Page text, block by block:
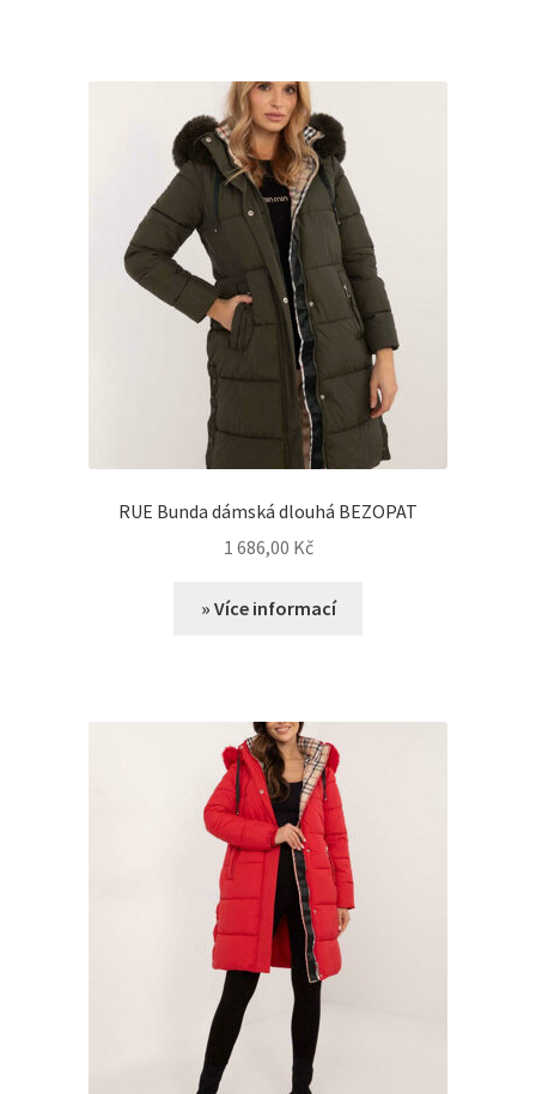
RUE Bunda dámská dlouhá BEZOPAT
1 686,00 Kč
» Více informací